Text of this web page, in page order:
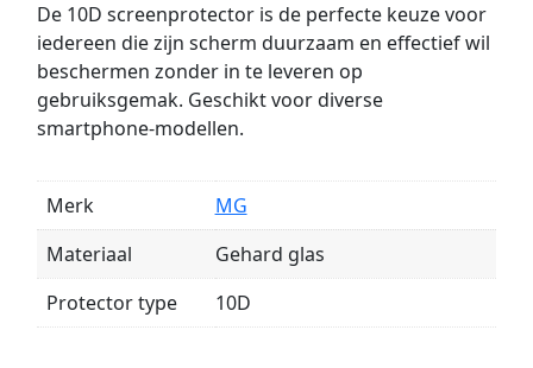
De 10D screenprotector is de perfecte keuze voor
iedereen die zijn scherm duurzaam en effectief wil
beschermen zonder in te leveren op
gebruiksgemak. Geschikt voor diverse
smartphone-modellen.
Merk
MG
Materiaal
Gehard glas
Protector type
10D